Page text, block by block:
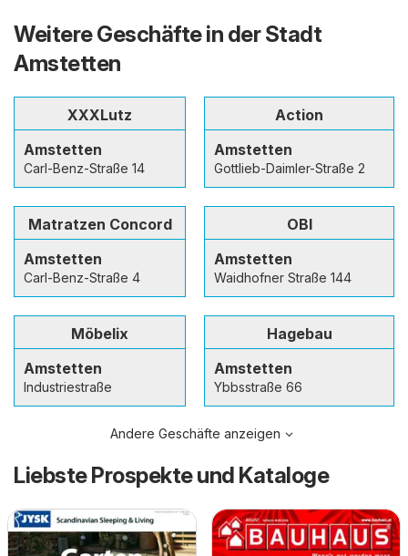
Weitere Geschäfte in der Stadt
Amstetten
XXXLutz
Amstetten
Carl-Benz-Straße 14
Action
Amstetten
Gottlieb-Daimler-Straße 2
Matratzen Concord
Amstetten
Carl-Benz-Straße 4
OBI
Amstetten
Waidhofner Straße 144
Möbelix
Amstetten
Industriestraße
Hagebau
Amstetten
Ybbsstraße 66
Andere Geschäfte anzeigen
Liebste Prospekte und Kataloge